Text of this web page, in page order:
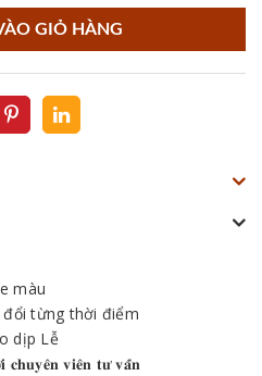
GIỎ HÀNG
màu
từng thời điểm
dịp Lễ
𝐯𝐢𝐞̂𝐧 𝐭𝐮̛ 𝐯𝐚̂́𝐧